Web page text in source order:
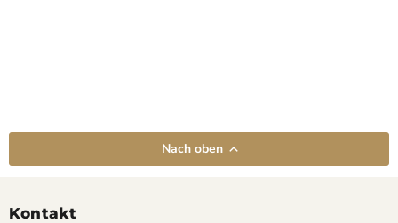
Nach oben
Kontakt